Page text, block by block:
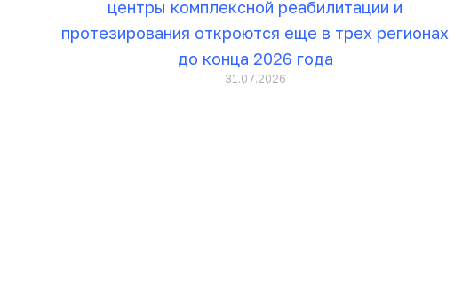
центры комплексной реабилитации и
протезирования откроются еще в трех регионах
до конца 2026 года
31.07.2026